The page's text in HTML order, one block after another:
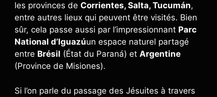
les provinces de Corrientes, Salta, Tucumán,
entre autres lieux qui peuvent être visités. Bien
sûr, cela passe aussi par l’impressionnant Parc
National d’Iguazúun espace naturel partagé
entre Brésil (État du Paraná) et Argentine
(Province de Misiones).
Si l’on parle du passage des Jésuites à travers